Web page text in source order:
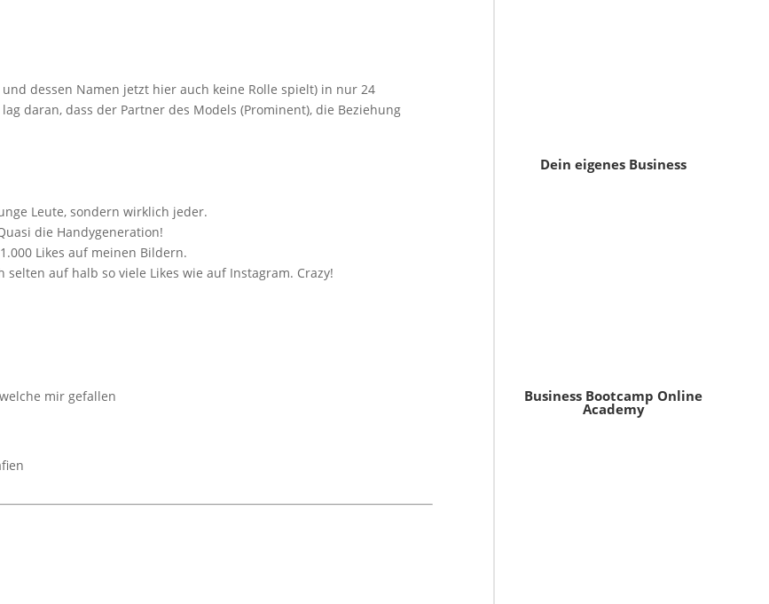
dessen Namen jetzt hier auch keine Rolle spielt) in nur 24
daran, dass der Partner des Models (Prominent), die Beziehung
Leute, sondern wirklich jeder.
die Handygeneration!
Likes auf meinen Bildern.
auf halb so viele Likes wie auf Instagram. Crazy!
mir gefallen
Dein eigenes Business
Business Bootcamp Online
Academy